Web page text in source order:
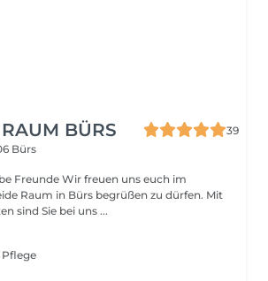
BÜRS
39
Bürs
Freunde Wir freuen uns euch im
Raum in Bürs begrüßen zu dürfen. Mit
sind Sie bei uns ...
Pflege